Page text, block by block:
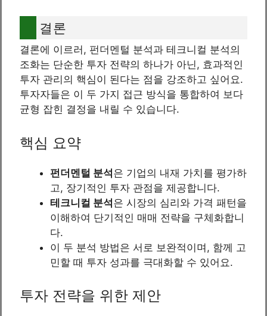
결론
결론에 이르러, 펀더멘털 분석과 테크니컬 분석의
조화는 단순한 투자 전략의 하나가 아닌, 효과적인
투자 관리의 핵심이 된다는 점을 강조하고 싶어요.
투자자들은 이 두 가지 접근 방식을 통합하여 보다
균형 잡힌 결정을 내릴 수 있습니다.
핵심 요약
펀더멘털 분석은 기업의 내재 가치를 평가하
고, 장기적인 투자 관점을 제공합니다.
테크니컬 분석은 시장의 심리와 가격 패턴을
이해하여 단기적인 매매 전략을 구체화합니
다.
이 두 분석 방법은 서로 보완적이며, 함께 고
민할 때 투자 성과를 극대화할 수 있어요.
투자 전략을 위한 제안